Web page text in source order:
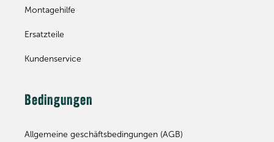
Montagehilfe
Ersatzteile
Kundenservice
Bedingungen
Allgemeine geschäftsbedingungen (AGB)